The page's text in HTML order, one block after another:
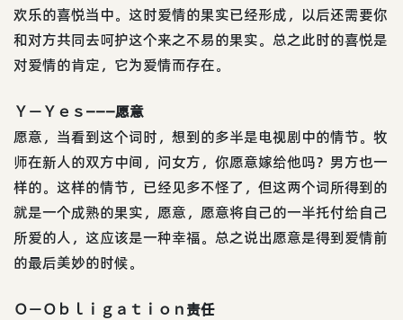
欢乐的喜悦当中。这时爱情的果实已经形成，以后还需要你
和对方共同去呵护这个来之不易的果实。总之此时的喜悦是
对爱情的肯定，它为爱情而存在。
Ｙ－Ｙｅｓ———愿意
愿意，当看到这个词时，想到的多半是电视剧中的情节。牧
师在新人的双方中间，问女方，你愿意嫁给他吗？男方也一
样的。这样的情节，已经见多不怪了，但这两个词所得到的
就是一个成熟的果实，愿意，愿意将自己的一半托付给自己
所爱的人，这应该是一种幸福。总之说出愿意是得到爱情前
的最后美妙的时候。
Ｏ－Ｏｂｌｉｇａｔｉｏｎ责任